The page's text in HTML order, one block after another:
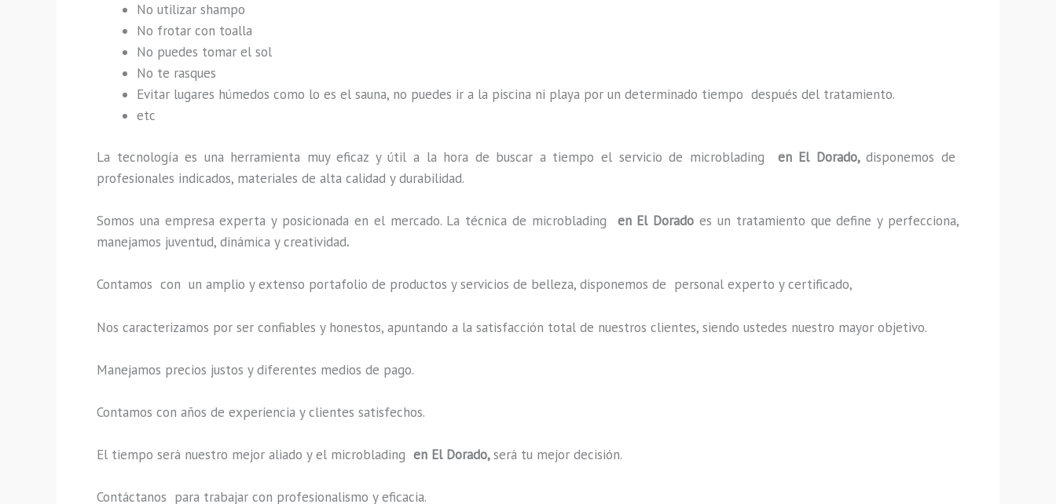
No utilizar shampo
No frotar con toalla
No puedes tomar el sol
No te rasques
Evitar lugares húmedos como lo es el sauna, no puedes ir a la piscina ni playa por un determinado tiempo después del tratamiento.
etc
La tecnología es una herramienta muy eficaz y útil a la hora de buscar a tiempo el servicio de microblading en El Dorado,disponemos de
profesionales indicados, materiales de alta calidad y durabilidad.
Somos una empresa experta y posicionada en el mercado. La técnica de microblading en El Doradoes un tratamiento que define y perfecciona,
manejamos juventud, dinámica y creatividad.
Contamos con un amplio y extenso portafolio de productos y servicios de belleza, disponemos de personal experto y certificado,
Nos caracterizamos por ser confiables y honestos, apuntando a la satisfacción total de nuestros clientes, siendo ustedes nuestro mayor objetivo.
Manejamos precios justos y diferentes medios de pago.
Contamos con años de experiencia y clientes satisfechos.
El tiempo será nuestro mejor aliado y el microblading en El Dorado,será tu mejor decisión.
Contáctanos para trabajar con profesionalismo y eficacia.